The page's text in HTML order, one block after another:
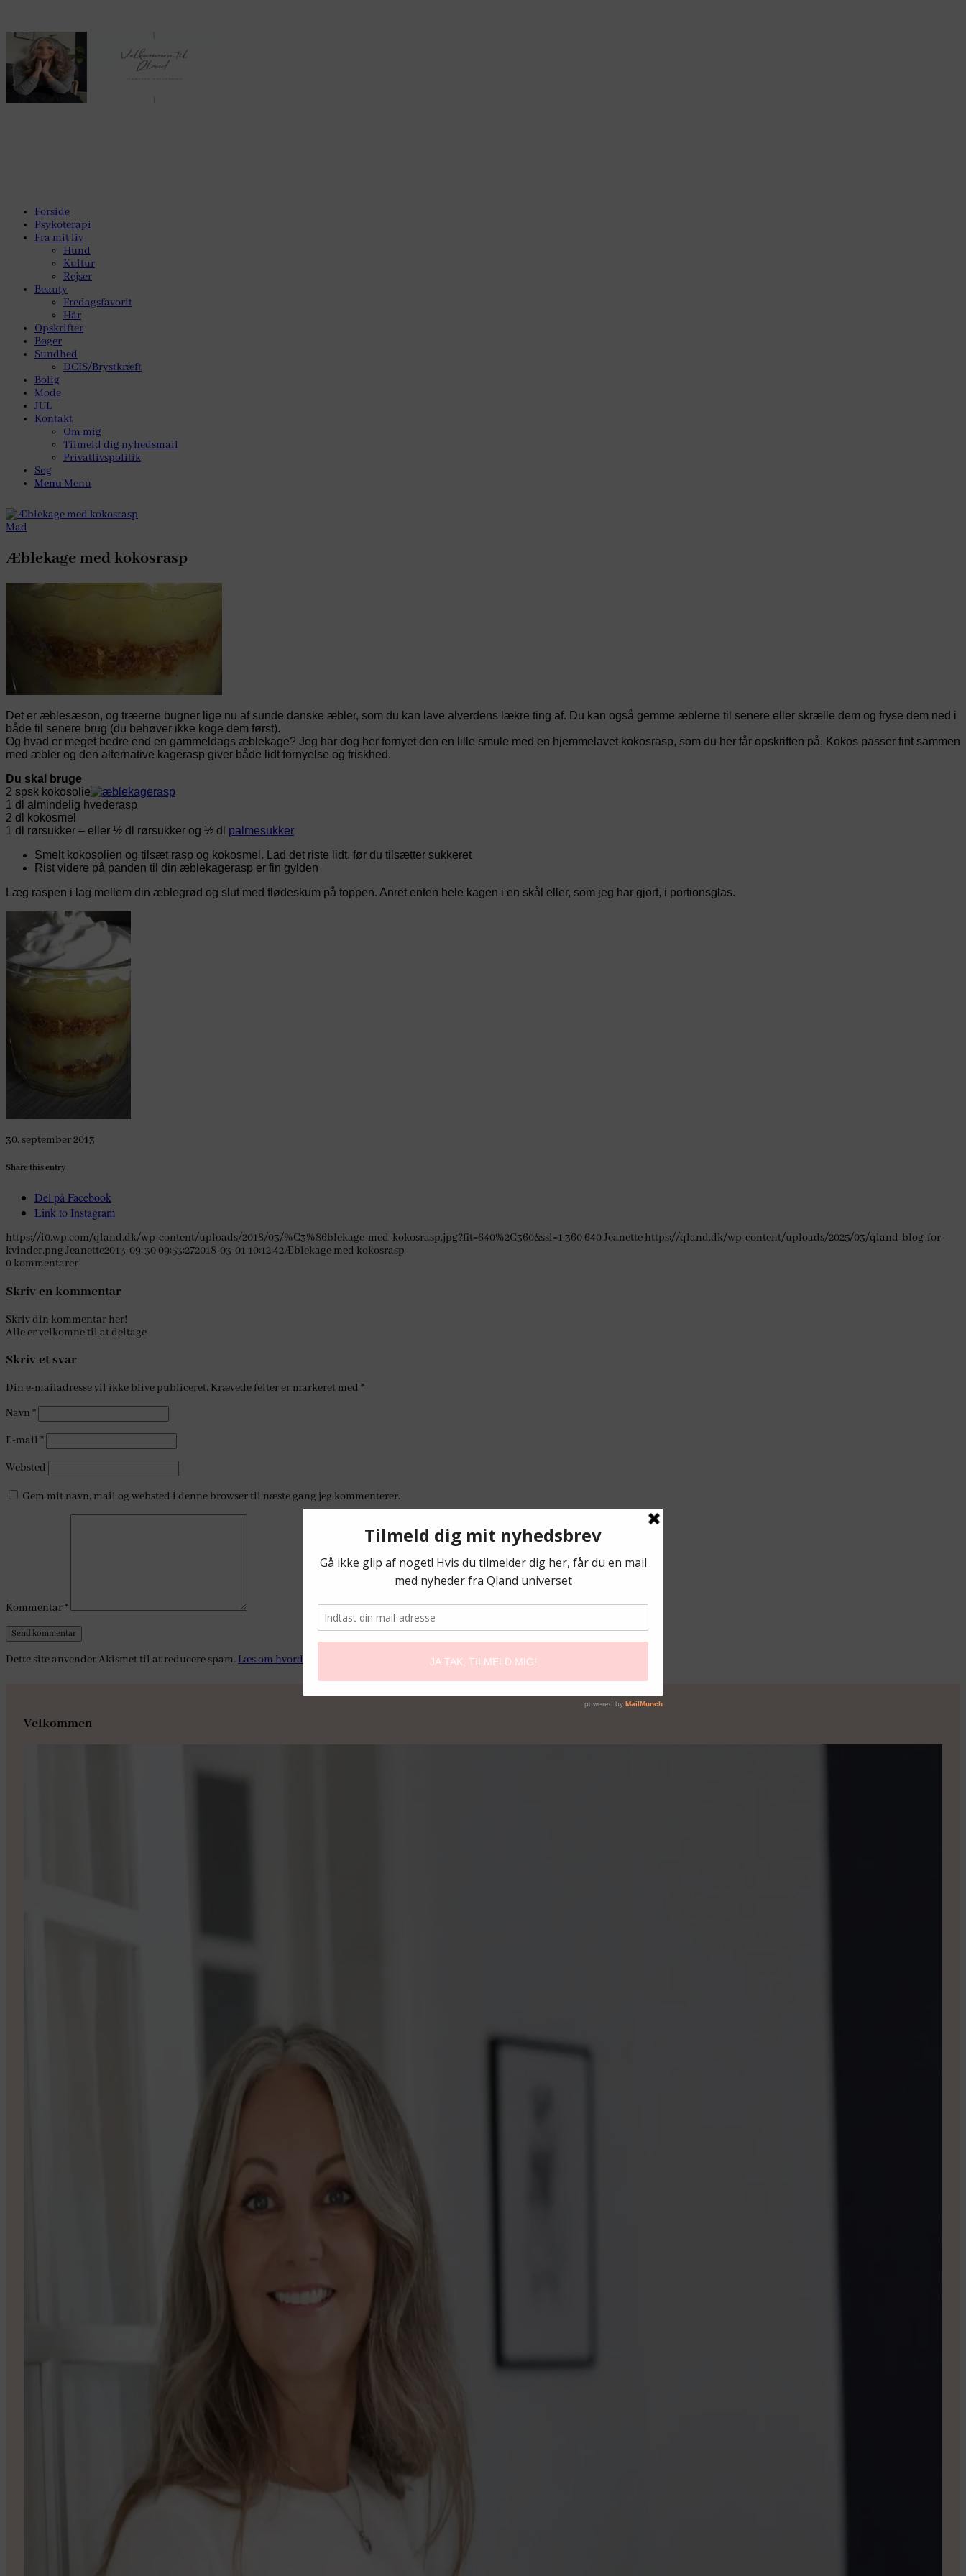
Forside
Psykoterapi
Fra mit liv
Hund
Kultur
Rejser
Beauty
Fredagsfavorit
Hår
Opskrifter
Bøger
Sundhed
DCIS/Brystkræft
Bolig
Mode
JUL
Kontakt
Om mig
Tilmeld dig nyhedsmail
Privatlivspolitik
Søg
Menu Menu
Mad
Æblekage med kokosrasp
Det er æblesæson, og træerne bugner lige nu af sunde danske æbler, som du kan lave alverdens lækre ting af. Du kan også gemme æblerne til senere eller skrælle dem og fryse dem ned i
både til senere brug (du behøver ikke koge dem først).
Og hvad er meget bedre end en gammeldags æblekage? Jeg har dog her fornyet den en lille smule med en hjemmelavet kokosrasp, som du her får opskriften på. Kokos passer fint sammen
med æbler og den alternative kagerasp giver både lidt fornyelse og friskhed.
Du skal bruge
2 spsk kokosolie
1 dl almindelig hvederasp
2 dl kokosmel
1 dl rørsukker – eller ½ dl rørsukker og ½ dl palmesukker
Smelt kokosolien og tilsæt rasp og kokosmel. Lad det riste lidt, før du tilsætter sukkeret
Rist videre på panden til din æblekagerasp er fin gylden
Læg raspen i lag mellem din æblegrød og slut med flødeskum på toppen. Anret enten hele kagen i en skål eller, som jeg har gjort, i portionsglas.
30. september 2013
Share this entry
Del på Facebook
Link to Instagram
https://i0.wp.com/qland.dk/wp-content/uploads/2018/03/%C3%86blekage-med-kokosrasp.jpg?fit=640%2C360&ssl=1 360 640Jeanette https://qland.dk/wp-content/uploads/2025/03/qland-blog-for-
kvinder.png Jeanette2013-09-30 09:53:272018-03-01 10:12:42Æblekage med kokosrasp
0 kommentarer
Skriv en kommentar
Skriv din kommentar her!
Alle er velkomne til at deltage
Skriv et svar
Din e-mailadresse vil ikke blive publiceret. Krævede felter er markeret med *
Navn *
E-mail *
Websted
Gem mit navn, mail og websted i denne browser til næste gang jeg kommenterer.
Kommentar*
Dette site anvender Akismet til at reducere spam. Læs om hvordan din kommentar bliver behandlet.
Velkommen